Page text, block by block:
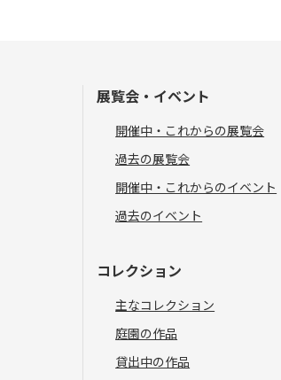
展覧会・イベント
開催中・これからの展覧会
過去の展覧会
開催中・これからのイベント
過去のイベント
コレクション
主なコレクション
庭園の作品
貸出中の作品